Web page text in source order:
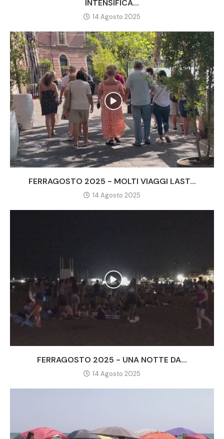
INTENSIFICA...
14 Agosto 2025
FERRAGOSTO 2025 - MOLTI VIAGGI LAST...
14 Agosto 2025
FERRAGOSTO 2025 - UNA NOTTE DA...
14 Agosto 2025